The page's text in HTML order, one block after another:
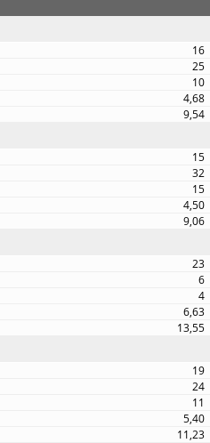
16
25
10
4,68
9,54
15
32
15
4,50
9,06
23
6
4
6,63
13,55
19
24
11
5,40
11,23